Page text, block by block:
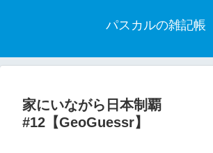
パスカルの雑記帳
家にいながら日本制覇
#12【GeoGuessr】